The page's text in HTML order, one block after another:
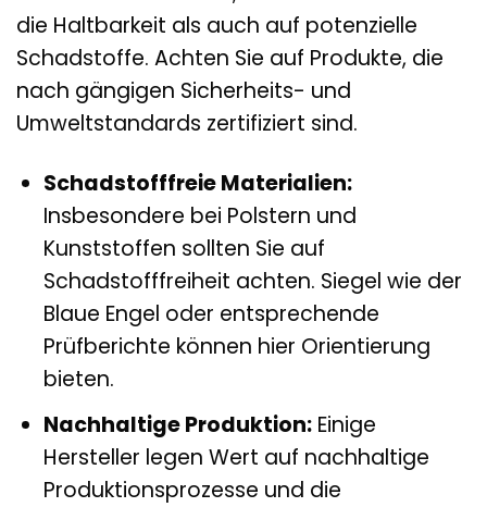
die Haltbarkeit als auch auf potenzielle
Schadstoffe. Achten Sie auf Produkte, die
nach gängigen Sicherheits- und
Umweltstandards zertifiziert sind.
Schadstofffreie Materialien:
Insbesondere bei Polstern und
Kunststoffen sollten Sie auf
Schadstofffreiheit achten. Siegel wie der
Blaue Engel oder entsprechende
Prüfberichte können hier Orientierung
bieten.
Nachhaltige Produktion:Einige
Hersteller legen Wert auf nachhaltige
Produktionsprozesse und die